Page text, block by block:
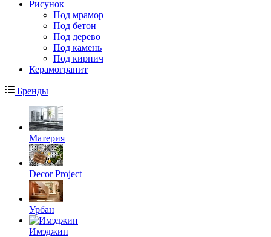
Рисунок
Под мрамор
Под бетон
Под дерево
Под камень
Под кирпич
Керамогранит
Бренды
Материя
Decor Project
Урбан
Имэджин